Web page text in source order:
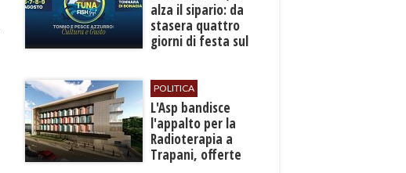
alza il sipario: da
stasera quattro
giorni di festa sul
POLITICA
L'Asp bandisce
l'appalto per la
Radioterapia a
Trapani, offerte